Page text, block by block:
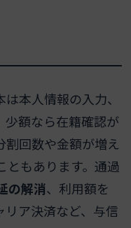
本人情報の入力、
額なら在籍確認が
回数や金額が増え
ともあります。通過
の解消、利用額を
ア決済など、与信